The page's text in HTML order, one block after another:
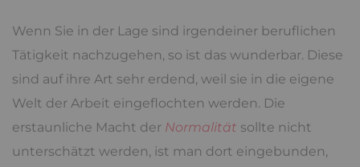
Wenn Sie in der Lage sind irgendeiner beruflichen
Tätigkeit nachzugehen, so ist das wunderbar. Diese
sind auf ihre Art sehr erdend, weil sie in die eigene
Welt der Arbeit eingeflochten werden. Die
erstaunliche Macht der Normalität sollte nicht
unterschätzt werden, ist man dort eingebunden,